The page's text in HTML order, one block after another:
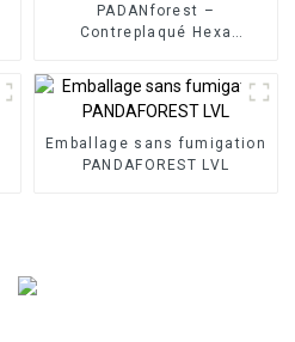
PADANforest –
Contreplaqué Hexa
Emballage sans fumigation
PANDAFOREST LVL